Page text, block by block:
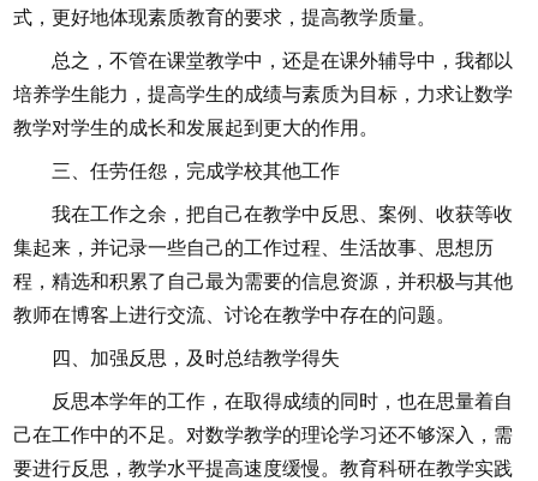
式，更好地体现素质教育的要求，提高教学质量。
总之，不管在课堂教学中，还是在课外辅导中，我都以
培养学生能力，提高学生的成绩与素质为目标，力求让数学
教学对学生的成长和发展起到更大的作用。
三、任劳任怨，完成学校其他工作
我在工作之余，把自己在教学中反思、案例、收获等收
集起来，并记录一些自己的工作过程、生活故事、思想历
程，精选和积累了自己最为需要的信息资源，并积极与其他
教师在博客上进行交流、讨论在教学中存在的问题。
四、加强反思，及时总结教学得失
反思本学年的工作，在取得成绩的同时，也在思量着自
己在工作中的不足。对数学教学的理论学习还不够深入，需
要进行反思，教学水平提高速度缓慢。教育科研在教学实践